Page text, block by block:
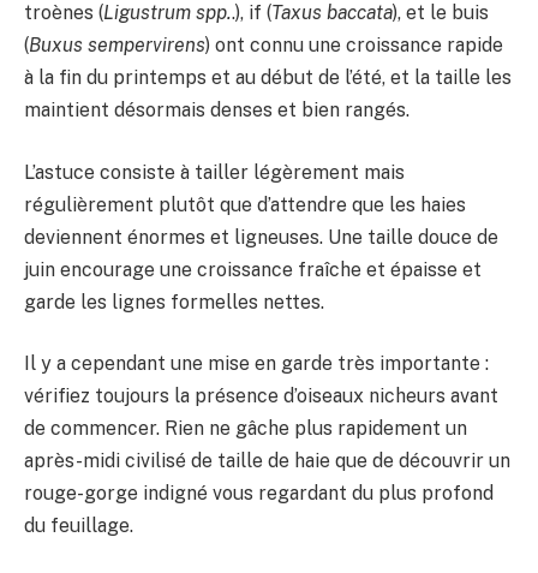
troènes (Ligustrum spp..), if (Taxus baccata), et le buis
(Buxus sempervirens) ont connu une croissance rapide
à la fin du printemps et au début de l’été, et la taille les
maintient désormais denses et bien rangés.
L’astuce consiste à tailler légèrement mais
régulièrement plutôt que d’attendre que les haies
deviennent énormes et ligneuses. Une taille douce de
juin encourage une croissance fraîche et épaisse et
garde les lignes formelles nettes.
Il y a cependant une mise en garde très importante :
vérifiez toujours la présence d’oiseaux nicheurs avant
de commencer. Rien ne gâche plus rapidement un
après-midi civilisé de taille de haie que de découvrir un
rouge-gorge indigné vous regardant du plus profond
du feuillage.